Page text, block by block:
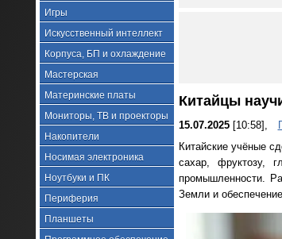
Игры
Искусственный интеллект
Корпуса, БП и охлаждение
Мастерская
Материнские платы
Мониторы, ТВ и проекторы
Накопители
Носимая электроника
Ноутбуки и ПК
Периферия
Планшеты
Китайцы
15.07.2025[10:58],
Китайские учёные
сахар, фруктозу,
промышленности.
Земли и